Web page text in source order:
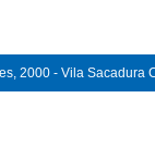
2000 - Vila